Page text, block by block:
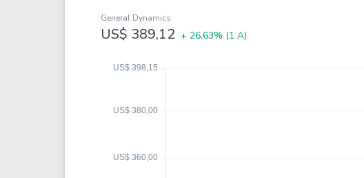
Klabin
Petrobrás
Ver todos
KNCR11
General Dynamics
US$ 389,12 + 26,63% (1 A)